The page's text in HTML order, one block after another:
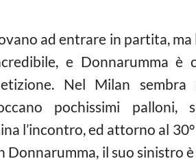
ad entrare in partita,
e Donnarumma è
Nel Milan sembra
pochissimi palloni,
l’incontro, ed attorno al
Donnarumma, il suo sinistro